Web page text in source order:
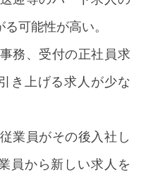
可能性が高い。
務、受付の正社員求
き上げる求人が少な
業員がその後入社し
員から新しい求人を